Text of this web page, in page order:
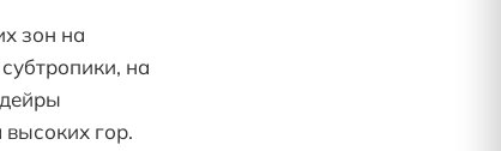
зон на
на
гор.